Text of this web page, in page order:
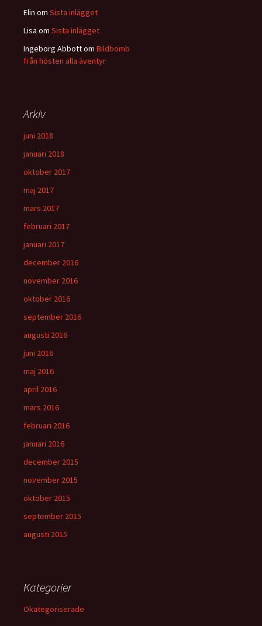
Elin om Sista inlägget
Lisa om Sista inlägget
Ingeborg Abbottom Bildbomb
från hösten alla äventyr
Arkiv
juni 2018
januari 2018
oktober 2017
maj 2017
mars 2017
februari 2017
januari 2017
december 2016
november 2016
oktober 2016
september 2016
augusti 2016
juni 2016
maj 2016
april 2016
mars 2016
februari 2016
januari 2016
december 2015
november 2015
oktober 2015
september 2015
augusti 2015
Kategorier
Okategoriserade